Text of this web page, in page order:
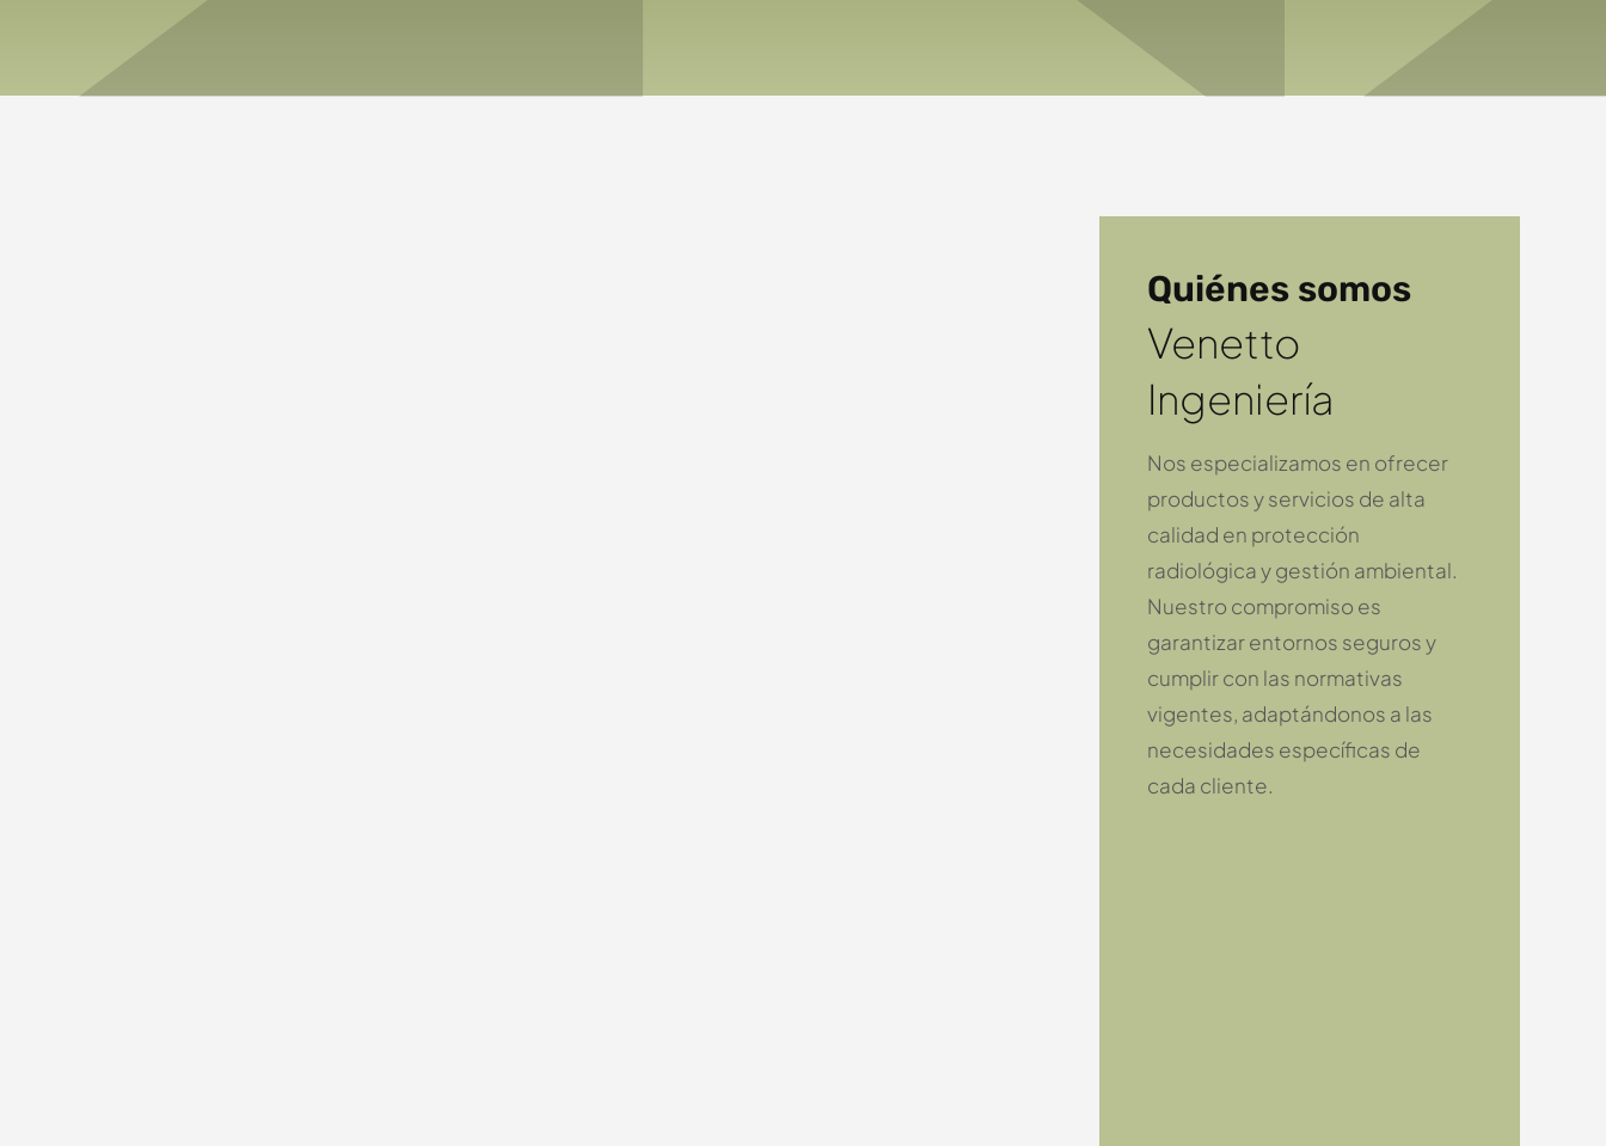
Quiénes somos
Venetto
Ingeniería
Nos especializamos en ofrecer
productos y servicios de alta
calidad en protección
radiológica y gestión ambiental.
Nuestro compromiso es
garantizar entornos seguros y
cumplir con las normativas
vigentes, adaptándonos a las
necesidades específicas de
cada cliente.